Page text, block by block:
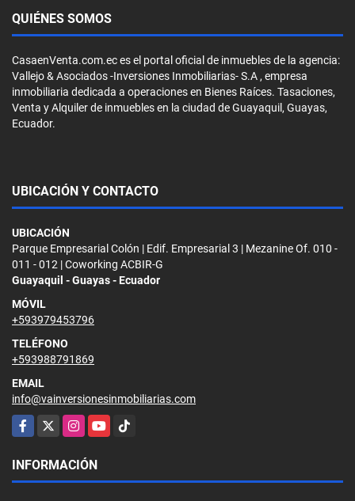
QUIÉNES SOMOS
CasaenVenta.com.ec es el portal oficial de inmuebles de la agencia:
Vallejo & Asociados -Inversiones Inmobiliarias- S.A , empresa
inmobiliaria dedicada a operaciones en Bienes Raíces. Tasaciones,
Venta y Alquiler de inmuebles en la ciudad de Guayaquil, Guayas,
Ecuador.
UBICACIÓN Y CONTACTO
UBICACIÓN
Parque Empresarial Colón | Edif. Empresarial 3 | Mezanine Of. 010 -
011 - 012 | Coworking ACBIR-G
Guayaquil - Guayas - Ecuador
MÓVIL
+593979453796
TELÉFONO
+593988791869
EMAIL
info@vainversionesinmobiliarias.com
Facebook
X InstagramYouTubeTikTok
INFORMACIÓN